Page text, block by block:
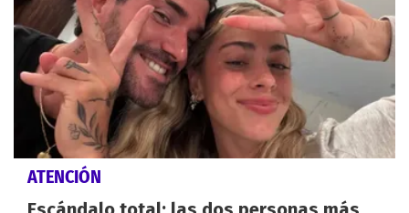
ATENCIÓN